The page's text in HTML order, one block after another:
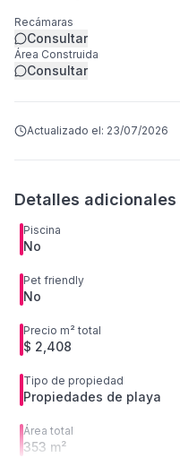
Recámaras
Consultar
Área Construida
Consultar
Actualizado el: 23/07/2026
Detalles adicionales
Piscina
No
Pet friendly
No
Precio m² total
$ 2,408
Tipo de propiedad
Propiedades de playa
Área total
353 m²